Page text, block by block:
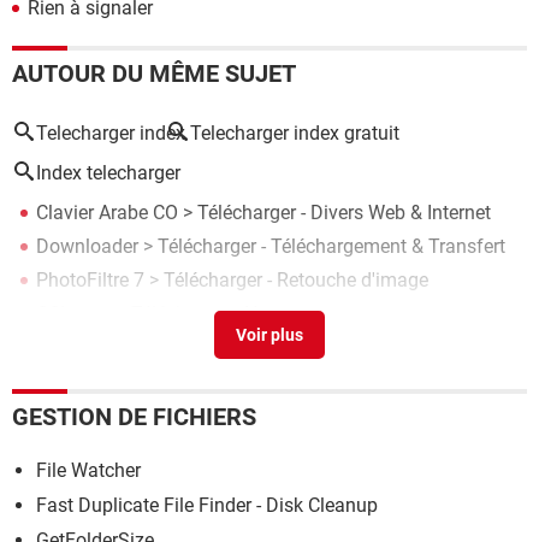
Rien à signaler
AUTOUR DU MÊME SUJET
Telecharger index Telecharger index gratuit
Index telecharger
Clavier Arabe CO > Télécharger - Divers Web & Internet
Downloader > Télécharger - Téléchargement & Transfert
PhotoFiltre 7 > Télécharger - Retouche d'image
> Télécharger - Nettoyage
> Télécharger - Traitement de texte
GESTION DE FICHIERS
File Watcher
Fast Duplicate File Finder - Disk Cleanup